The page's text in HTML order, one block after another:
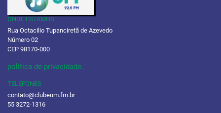
ONDE ESTAMOS
Rua Octacilio Tupanciretã de Azevedo
Número 02
CEP 98170-000
política de privacidade.
TELEFONES
contato@clubeum.fm.br
55 3272-1316